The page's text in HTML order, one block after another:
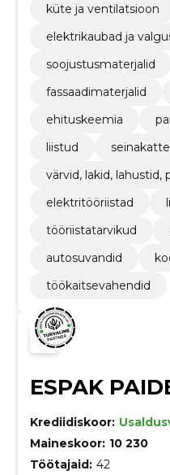
küte ja ventilatsioon
elektrikaubad ja
soojustusmaterjalid
fassaadimaterjalid
ehituskeemia
liistud
värvid, lakid, lahustid,
elektritööriistad
tööriistatarvikud
autosuvandid
töökaitsevahendid
ESPAK
Krediidiskoor:
Maineskoor: 10 230
Töötajaid: 42